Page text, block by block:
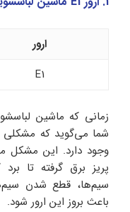
ارور
E1
شما می‌گوید که مشکلی
وجود دارد. این مشکل
پریز برق گرفته تا
سیم‌ها، قطع شدن
باعث بروز این ارور شود.